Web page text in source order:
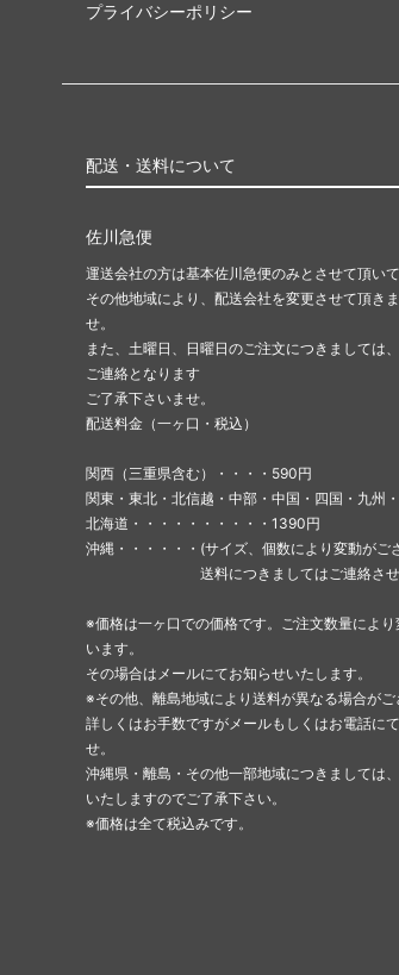
プライバシーポリシー
配送・送料について
佐川急便
運送会社の方は基本佐川急便のみとさせて頂いて
その他地域により、配送会社を変更させて頂き
せ。
また、土曜日、日曜日のご注文につきましては
ご連絡となります
ご了承下さいませ。
配送料金（一ヶ口・税込）
関西（三重県含む）・・・・590円
関東・東北・北信越・中部・中国・四国・九州
北海道・・・・・・・・・・1390円
沖縄・・・・・・(サイズ、個数により変動がご
送料につきましてはご連絡させて
※価格は一ヶ口での価格です。ご注文数量によ
います。
その場合はメールにてお知らせいたします。
※その他、離島地域により送料が異なる場合がご
詳しくはお手数ですがメールもしくはお電話に
せ。
沖縄県・離島・その他一部地域につきましては
いたしますのでご了承下さい。
※価格は全て税込みです。